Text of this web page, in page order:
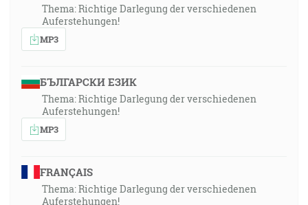
Thema: Richtige Darlegung der verschiedenen
Auferstehungen!
MP3
БЪЛГАРСКИ ЕЗИК
Thema: Richtige Darlegung der verschiedenen
Auferstehungen!
MP3
FRANÇAIS
Thema: Richtige Darlegung der verschiedenen
Auferstehungen!